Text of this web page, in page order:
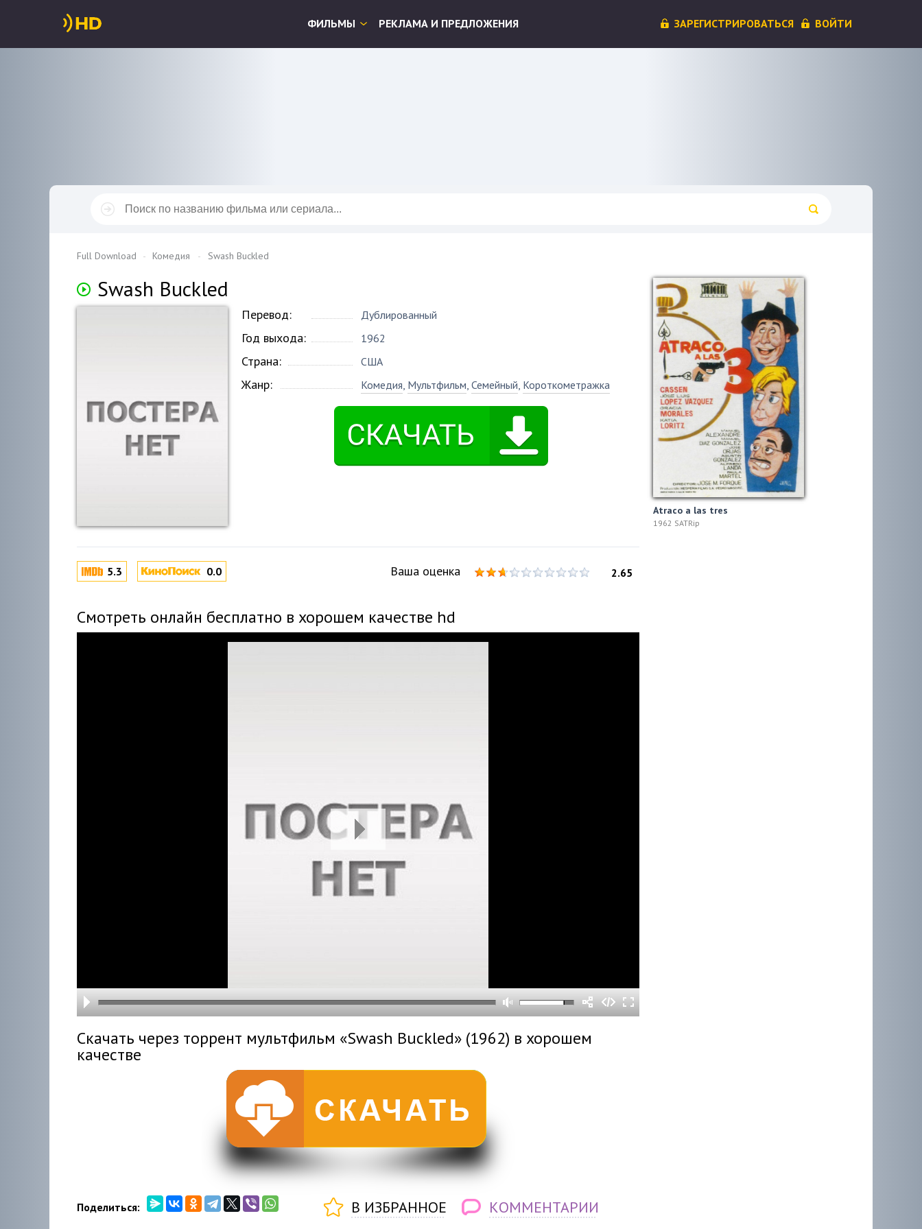
ФИЛЬМЫ РЕКЛАМА И ПРЕДЛОЖЕНИЯ ЗАРЕГИСТРИРОВАТЬСЯ ВОЙТИ
Full Download Комедия Swash Buckled
Swash Buckled
Перевод: Дублированный
Год выхода: 1962
Страна: США
Жанр: Комедия, Мультфильм, Семейный, Короткометражка
5.3 0.0 Ваша оценка 2.65
Смотреть онлайн бесплатно в хорошем качестве hd
Скачать через торрент мультфильм «Swash Buckled» (1962) в хорошем
качестве
Поделиться: В ИЗБРАННОЕ КОММЕНТАРИИ
Atraco a las tres
1962 SATRip